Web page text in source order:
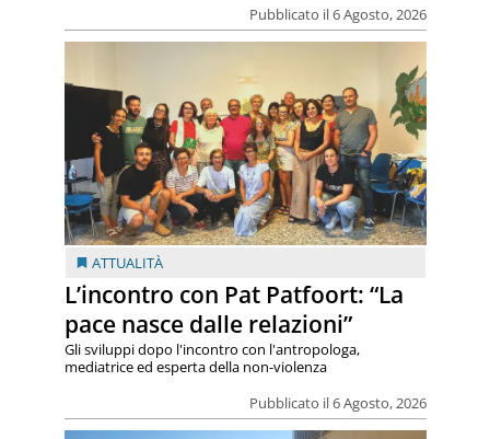
Pubblicato il 6 Agosto, 2026
ATTUALITÀ
L’incontro con Pat Patfoort: “La
pace nasce dalle relazioni”
Pubblicato il 6 Agosto, 2026
Gli sviluppi dopo l'incontro con l'antropologa,
mediatrice ed esperta della non-violenza